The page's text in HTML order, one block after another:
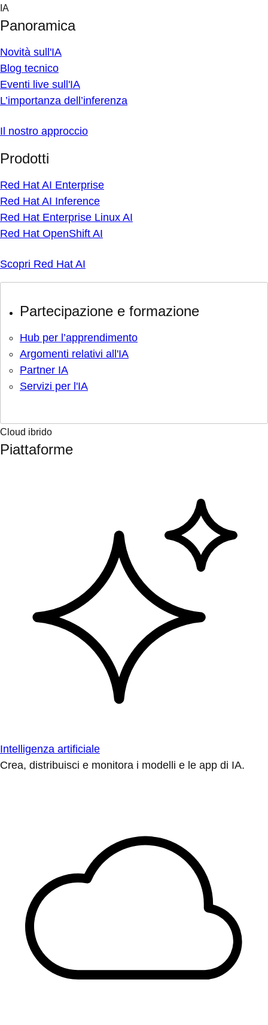
Skip
content
IA
Panoramica
Novità sull'IA
Blog tecnico
Eventi live sull'IA
L’importanza dell’inferenza
Il nostro approccio
Prodotti
Red Hat AI Enterprise
Red Hat AI Inference
Red Hat Enterprise Linux AI
Red Hat OpenShift AI
Scopri Red Hat AI
Partecipazione e formazione
Hub per l’apprendimento
Argomenti relativi all'IA
Partner IA
Servizi per l'IA
Cloud ibrido
Piattaforme
Intelligenza artificiale
Crea, distribuisci e monitora i modelli e le app di IA.